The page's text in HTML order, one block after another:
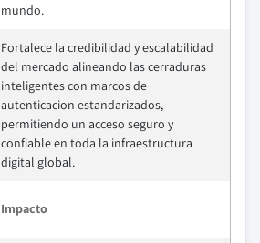
mundo.
Fortalece la credibilidad y escalabilidad
del mercado alineando las cerraduras
inteligentes con marcos de
autenticacion estandarizados,
permitiendo un acceso seguro y
confiable en toda la infraestructura
digital global.
Impacto